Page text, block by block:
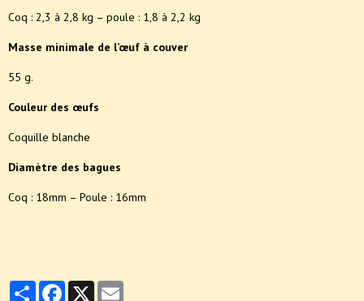
Coq : 2,3 à 2,8 kg – poule : 1,8 à 2,2 kg
Masse minimale de l’œuf à couver
55 g.
Couleur des œufs
Coquille blanche
Diamètre des bagues
Coq : 18mm – Poule : 16mm
PartagerFacebook
X